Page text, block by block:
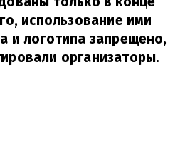
использование ими
и логотипа запрещено,
организаторы.